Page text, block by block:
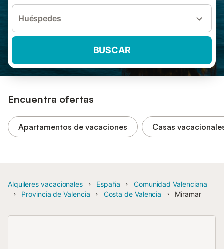
Huéspedes
BUSCAR
Encuentra ofertas
Apartamentos de vacaciones Casas
Alquileres vacacionales España
Comunidad Valenciana
Provincia de Valencia
Costa de Valencia Miramar